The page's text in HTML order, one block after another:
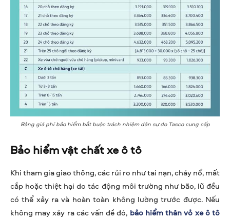
Bảng giá phí bảo hiểm bắt buộc trách nhiệm dân sự do Tasco cung cấp
Bảo hiểm vật chất xe ô tô
Khi tham gia giao thông, các rủi ro như tai nạn, cháy nổ, mất
cắp hoặc thiệt hại do tác động môi trường như bão, lũ đều
có thể xảy ra và hoàn toàn không lường trước được. Nếu
không may xảy ra các vấn đề đó, bảo hiểm thân vỏ xe ô tô